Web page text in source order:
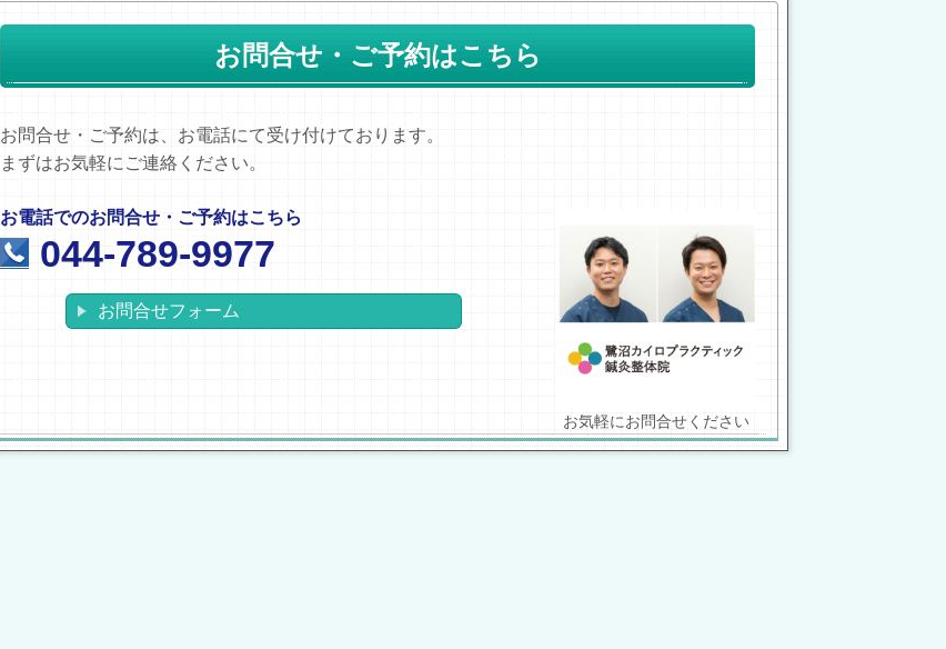
お問合せ・ご予約はこちら
お問合せ・ご予約は、お電話にて受け付けております。
まずはお気軽にご連絡ください。
お気軽にお問合せください
お電話でのお問合せ・ご予約はこちら
044-789-9977
お問合せフォーム